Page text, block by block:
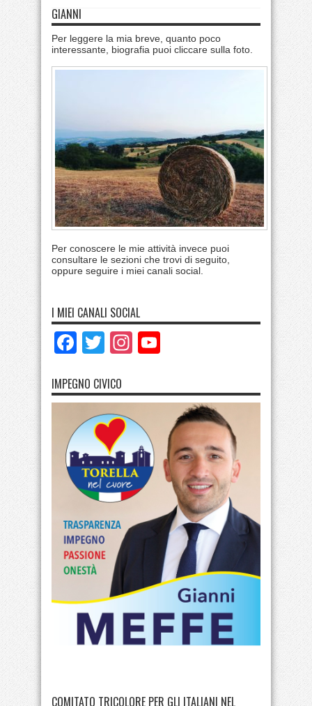
GIANNI
Per leggere la mia breve, quanto poco
interessante, biografia puoi cliccare sulla foto.
Per conoscere le mie attività invece puoi
consultare le sezioni che trovi di seguito,
oppure seguire i miei canali social.
I MIEI CANALI SOCIAL
Facebook
TwitterInstagram
IMPEGNO CIVICO
COMITATO TRICOLORE PER GLI ITALIANI NEL